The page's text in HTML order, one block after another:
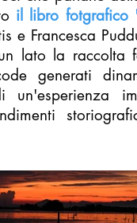
il libro fotgrafico
e Francesca
lato la raccolta
generati
un'esperienza